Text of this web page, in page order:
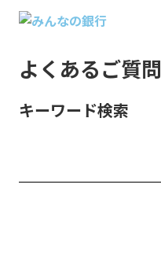
よくあるご質問
キーワード検索